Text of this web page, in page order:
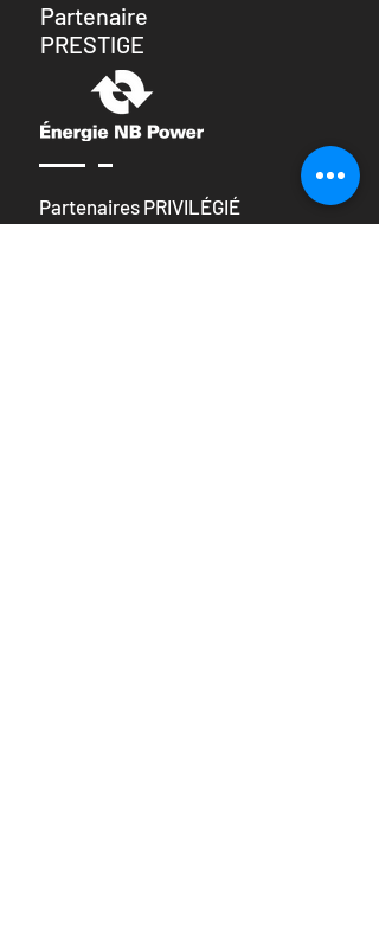
Partenaire
PRESTIGE
Partenaires PRIVILÉGIÉ